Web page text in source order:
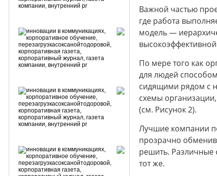
Важной частью
где работа
модель —
По мере того как
для людей
сидящими рядом с
схемы
(см. Рисунок 2).
Лучшие компании
прозрачно
решить. Различные
тот же.